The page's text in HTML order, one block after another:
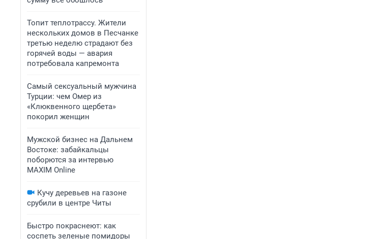
Топит теплотрассу. Жители
нескольких домов в Песчанке
третью неделю страдают без
горячей воды — авария
потребовала капремонта
Самый сексуальный мужчина
Турции: чем Омер из
«Клюквенного щербета»
покорил женщин
Мужской бизнес на Дальнем
Востоке: забайкальцы
поборются за интервью
MAXIM Online
Кучу деревьев на газоне
срубили в центре Читы
Быстро покраснеют: как
соспеть зеленые помидоры